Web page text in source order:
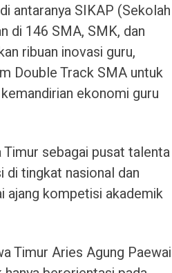
antaranya SIKAP (Sekolah
di 146 SMA, SMK, dan
ribuan inovasi guru,
Double Track SMA untuk
ekonomi guru
sebagai pusat talenta
tingkat nasional dan
ajang kompetisi akademik
Timur Aries Agung Paewai